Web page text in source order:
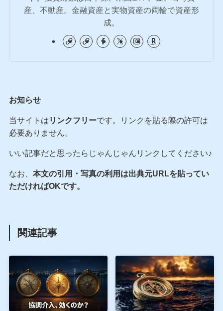
産、不動産。金融資産と実物資産の両輪で資産形
成。
お知らせ
当サイトは リンクフリーです。リンクを貼る際の許可は
必要ありません。
いい記事だと思ったらじゃんじゃんリンクしてください♪
なお、 本文の引用・写真の利用は出典元URLを貼ってい
ただければOKです。
関連記事